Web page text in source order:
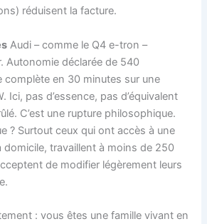
réduisent la facture.
Audi – comme le Q4 e-tron –
Autonomie déclarée de 540
complète en 30 minutes sur une
Ici, pas d’essence, pas d’équivalent
C’est une rupture philosophique.
? Surtout ceux qui ont accès à une
domicile, travaillent à moins de 250
de modifier légèrement leurs
: vous êtes une famille vivant en